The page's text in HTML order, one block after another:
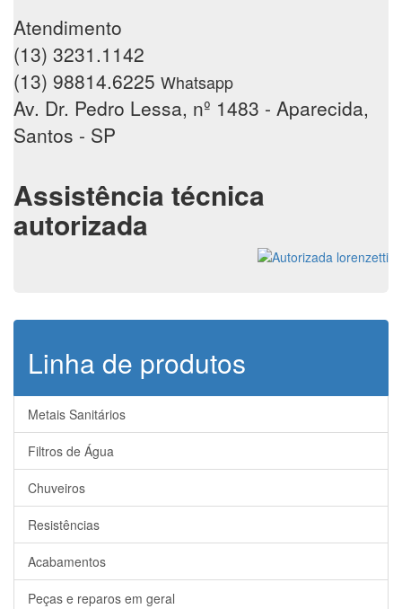
Atendimento
(13) 3231.1142
(13) 98814.6225 Whatsapp
Av. Dr. Pedro Lessa, nº 1483 - Aparecida,
Santos - SP
Assistência técnica
autorizada
Linha de produtos
Metais Sanitários
Filtros de Água
Chuveiros
Resistências
Acabamentos
Peças e reparos em geral